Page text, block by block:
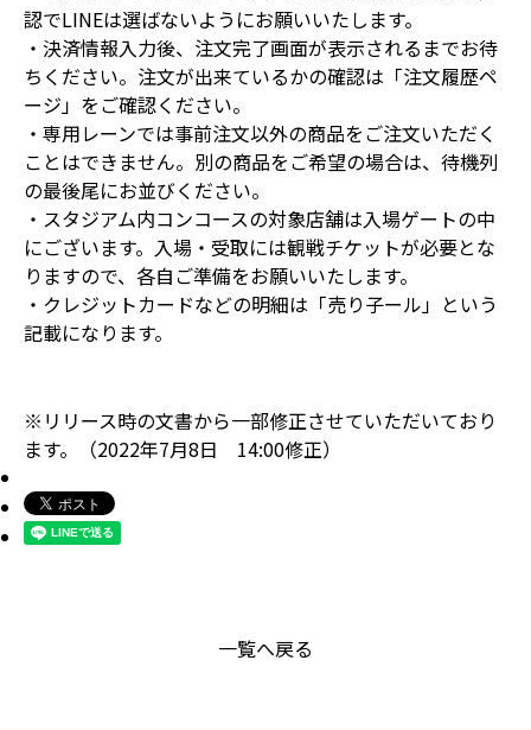
認でLINEは選ばないようにお願いいたします。
・決済情報入力後、注文完了画面が表示されるまでお待
ちください。注文が出来ているかの確認は「注文履歴ペ
ージ」をご確認ください。
・専用レーンでは事前注文以外の商品をご注文いただく
ことはできません。別の商品をご希望の場合は、待機列
の最後尾にお並びください。
・スタジアム内コンコースの対象店舗は入場ゲートの中
にございます。入場・受取には観戦チケットが必要とな
りますので、各自ご準備をお願いいたします。
・クレジットカードなどの明細は「売り子ール」という
記載になります。
※リリース時の文書から一部修正させていただいており
ます。（2022年7月8日 14:00修正）
一覧へ戻る